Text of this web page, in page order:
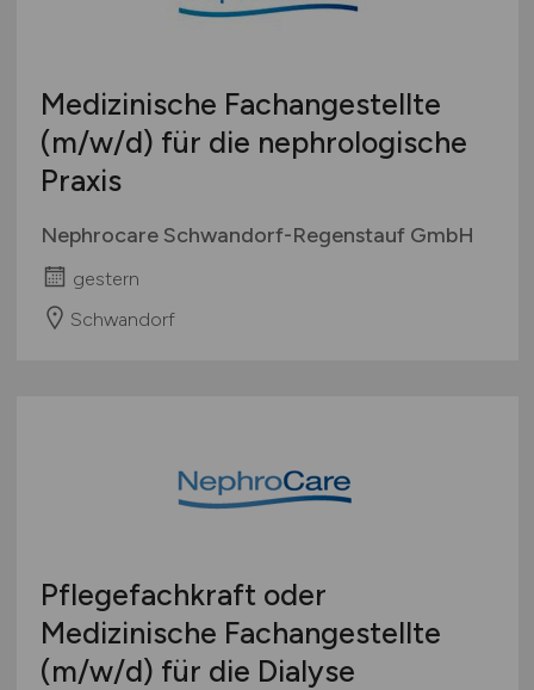
Medizinische Fachangestellte
(m/w/d) für die nephrologische
Praxis
Nephrocare Schwandorf-Regenstauf GmbH
gestern
Schwandorf
Pflegefachkraft oder
Medizinische Fachangestellte
(m/w/d) für die Dialyse